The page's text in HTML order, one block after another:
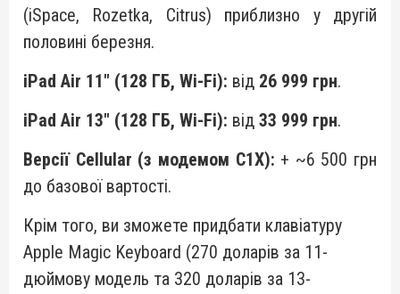
(iSpace, Rozetka, Citrus) приблизно у другій
половині березня.
iPad Air 11" (128 ГБ, Wi-Fi): від 26 999 грн.
iPad Air 13" (128 ГБ, Wi-Fi): від 33 999 грн.
Версії Cellular (з модемом C1X): + ~6 500 грн
до базової вартості.
Крім того, ви зможете придбати клавіатуру
Apple Magic Keyboard (270 доларів за 11-
дюймову модель та 320 доларів за 13-